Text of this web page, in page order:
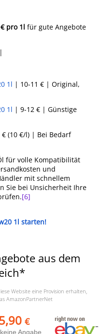
pro 1l für gute Angebote
1l | 10-11 € | Original,
1l | 9-12 € | Günstige
€ (10 €/l) | Bei Bedarf
für volle Kompatibilität
und
mit schnellem
Sie bei Unsicherheit Ihre
[6]
1l starten!
aus dem
Website eine Provision erhalten,
AmazonPartnerNet
€
keine Angabe